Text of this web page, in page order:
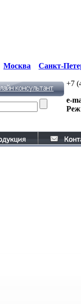
+7
e-
Москва Санкт-